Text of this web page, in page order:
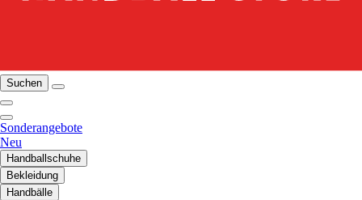
Suchen
Sonderangebote
Neu
Handballschuhe
Bekleidung
Handbälle